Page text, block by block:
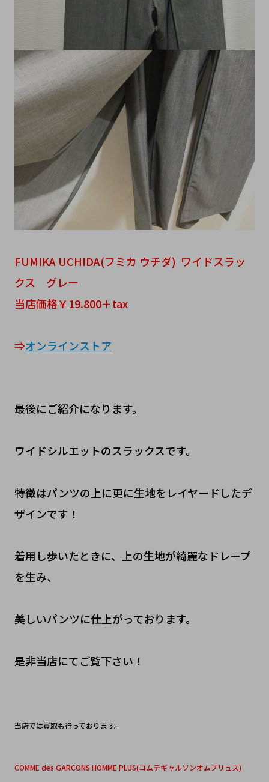
FUMIKA UCHIDA(フミカ ウチダ) ワイドスラッ
クス グレー
当店価格￥19.800＋tax
⇒オンラインストア
最後にご紹介になります。
ワイドシルエットのスラックスです。
特徴はパンツの上に更に生地をレイヤードしたデ
ザインです！
着用し歩いたときに、上の生地が綺麗なドレープ
を生み、
美しいパンツに仕上がっております。
是非当店にてご覧下さい！
当店では買取も行っております。
COMME des GARCONS HOMME PLUS(コムデギャルソンオムプリュス)